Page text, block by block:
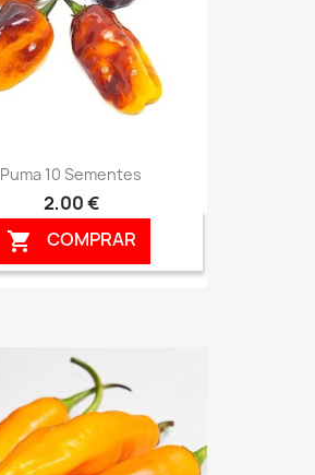
Puma 10 Sementes
2,00 €
 COMPRAR